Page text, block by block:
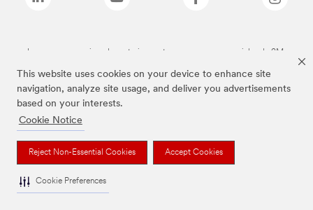
This website uses cookies on your device to enhance site
navigation, analyze site usage, and deliver you advertisements
based on your interests.
Cookie Notice
Reject Non-Essential Cookies Accept Cookies
Cookie Preferences
Las marcas mencionadas anteriormente son marcas comerciales de 3M.